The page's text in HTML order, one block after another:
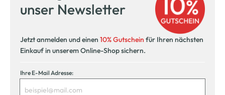
unser Newsletter
Jetzt anmelden und einen 10% Gutschein für Ihren nächsten
Einkauf in unserem Online-Shop sichern.
Ihre E-Mail Adresse: